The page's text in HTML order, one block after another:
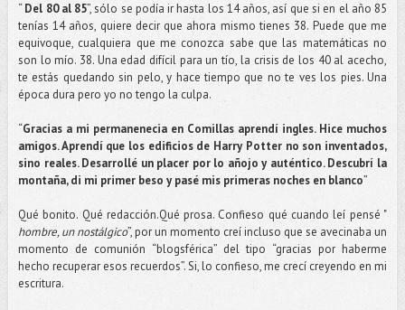
“Del 80 al 85”, sólo se podía ir hasta los 14 años, así que si en el año 85
tenías 14 años, quiere decir que ahora mismo tienes 38. Puede que me
equivoque, cualquiera que me conozca sabe que las matemáticas no
son lo mío. 38. Una edad difícil para un tío, la crisis de los 40 al acecho,
te estás quedando sin pelo, y hace tiempo que no te ves los pies. Una
época dura pero yo no tengo la culpa.
“Gracias a mi permanenecia en Comillas aprendí ingles. Hice muchos
amigos. Aprendí que los edificios de Harry Potter no son inventados,
sino reales. Desarrollé un placer por lo añojo y auténtico. Descubrí la
montaña, di mi primer beso y pasé mis primeras noches en blanco”
Qué bonito. Qué redacción.Qué prosa. Confieso qué cuando leí pensé "
hombre, un nostálgico”, por un momento creí incluso que se avecinaba un
momento de comunión “blogsférica” del tipo “gracias por haberme
hecho recuperar esos recuerdos”. Si, lo confieso, me crecí creyendo en mi
escritura.